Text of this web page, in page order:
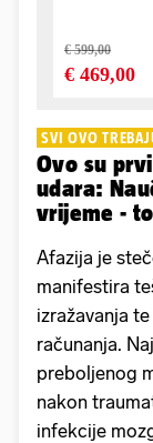
SVI OVO
Ovo su
udara:
vrijeme -
Afazija je
manifestira
izražavanja
računanja.
preboljenog
nakon
infekcije